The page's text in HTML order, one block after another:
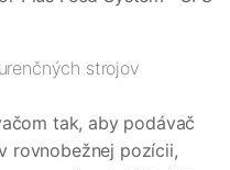
strojov
tak, aby podávač
rovnobežnej pozícii,